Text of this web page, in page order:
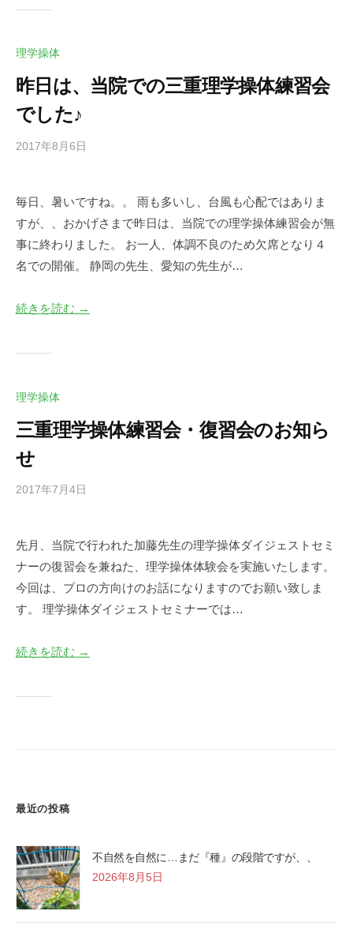
理学操体
昨日は、当院での三重理学操体練習会
でした♪
2017年8月6日
e
s
k
@
i
の
コ
メ
ン
毎日、暑いですね。。 雨も多いし、台風も心配ではありま
すが、、おかげさまで昨日は、当院での理学操体練習会が無
事に終わりました。 お一人、体調不良のため欠席となり４
名での開催。 静岡の先生、愛知の先生が…
続きを読む →
理学操体
三重理学操体練習会・復習会のお知ら
せ
2017年7月4日
e
s
k
@
i
の
コ
メ
ン
先月、当院で行われた加藤先生の理学操体ダイジェストセミ
ナーの復習会を兼ねた、理学操体体験会を実施いたします。
今回は、プロの方向けのお話になりますのでお願い致しま
す。 理学操体ダイジェストセミナーでは…
続きを読む →
最近の投稿
不自然を自然に…まだ『種』の段階ですが、、
2026年8月5日